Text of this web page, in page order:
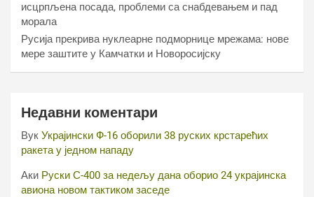
исцрпљена посада, проблеми са снабдевањем и пад
морала
Русија прекрива нуклеарне подморнице мрежама: нове
мере заштите у Камчатки и Новоросијску
Недавни коментари
Вук Украјински Ф-16 оборили 38 руских крстарећих
ракета у једном нападу
Аки Руски С-400 за недељу дана оборио 24 украјинска
авиона новом тактиком заседе